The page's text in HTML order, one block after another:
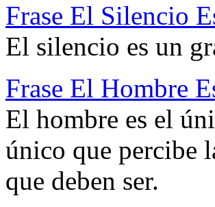
Frase El Silencio
El silencio es un
Frase El Hombre
El hombre es el
único que percibe
que deben ser.